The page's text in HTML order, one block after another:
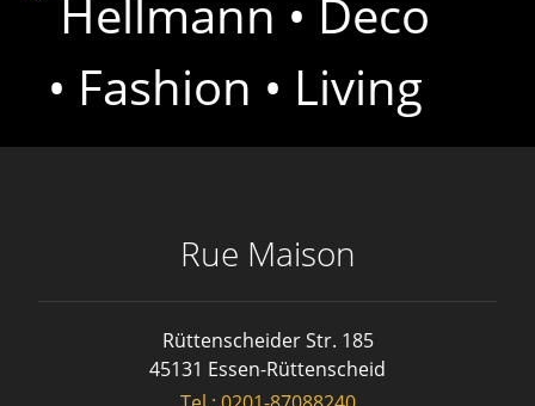
Rue Maison
Rüttenscheider Str. 185
45131 Essen-Rüttenscheid